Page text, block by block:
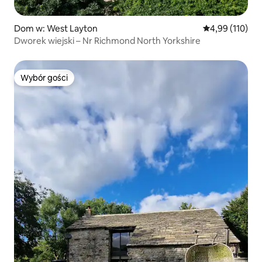
Dom w: West Layton Średnia
4,99 (110)
Dworek wiejski – Nr Richmond North Yorkshire
Wybór gości
Wybór gości